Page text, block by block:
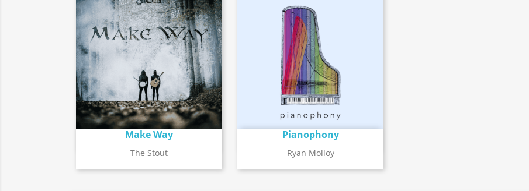
Make Way
The Stout
Détail de l'album Pianophony
Ryan Molloy
Détail de l'album